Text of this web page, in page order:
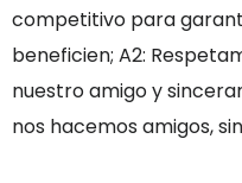
competitivo para
beneficien; A2:
nuestro amigo y
nos hacemos amigos,